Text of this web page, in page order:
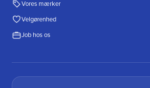
Vores mærker
Velgørenhed
Job hos os